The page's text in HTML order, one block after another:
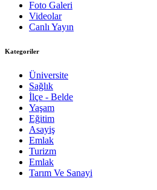
Foto Galeri
Videolar
Canlı Yayın
Kategoriler
Üniversite
Sağlık
İlçe - Belde
Yaşam
Eğitim
Asayiş
Emlak
Turizm
Emlak
Tarım Ve Sanayi